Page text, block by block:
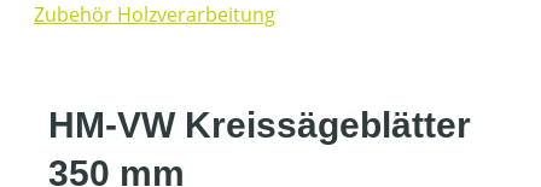
Zubehör Holzverarbeitung
HM-VW Kreissägeblätter
350 mm